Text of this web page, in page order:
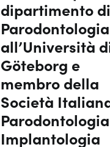
dipartimento di
Parodontologia
all’Università
Göteborg e
membro della
Società
Implantologia